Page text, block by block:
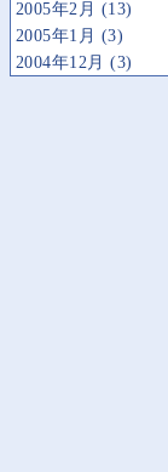
2005年2月 (13)
2005年1月 (3)
2004年12月 (3)